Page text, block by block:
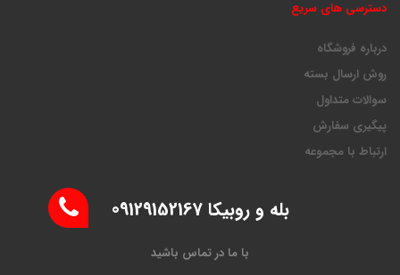
دسترسی های سریع
درباره فروشگاه
روش ارسال بسته
سوالات متداول
پیگیری سفارش
ارتباط با مجموعه
بله و روبیکا 09129152167
با ما در تماس باشید